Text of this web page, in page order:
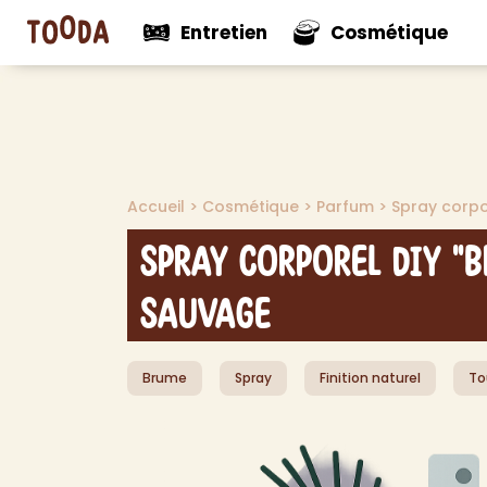
Entretien
Nouveautés
>
Cosmétique
Accueil > Cosmétique > Parfum > Spray
Spray Corporel DIY
Sauvage
Brume Spray Finition naturel